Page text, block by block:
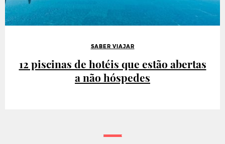
SABER VIAJAR
12 piscinas de hotéis que estão abertas
a não hóspedes